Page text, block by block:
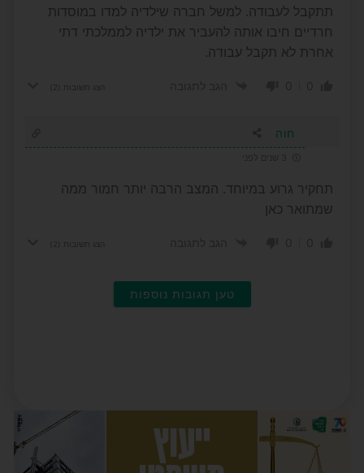
תתקבל לעבודה. למשל חברה שילדיה למדו במוסדות
חרדיים חיבו אותה להעביר את ילדיה לממלכתי דתי
אחרת לא תקבל עבודה.
הצג תשובות
חוה
תחקיר גרוע במיוחד. המצב הרבה יותר חמור ממה
שמתואר כאן
הצג תשובות
טען תגובות נוספות